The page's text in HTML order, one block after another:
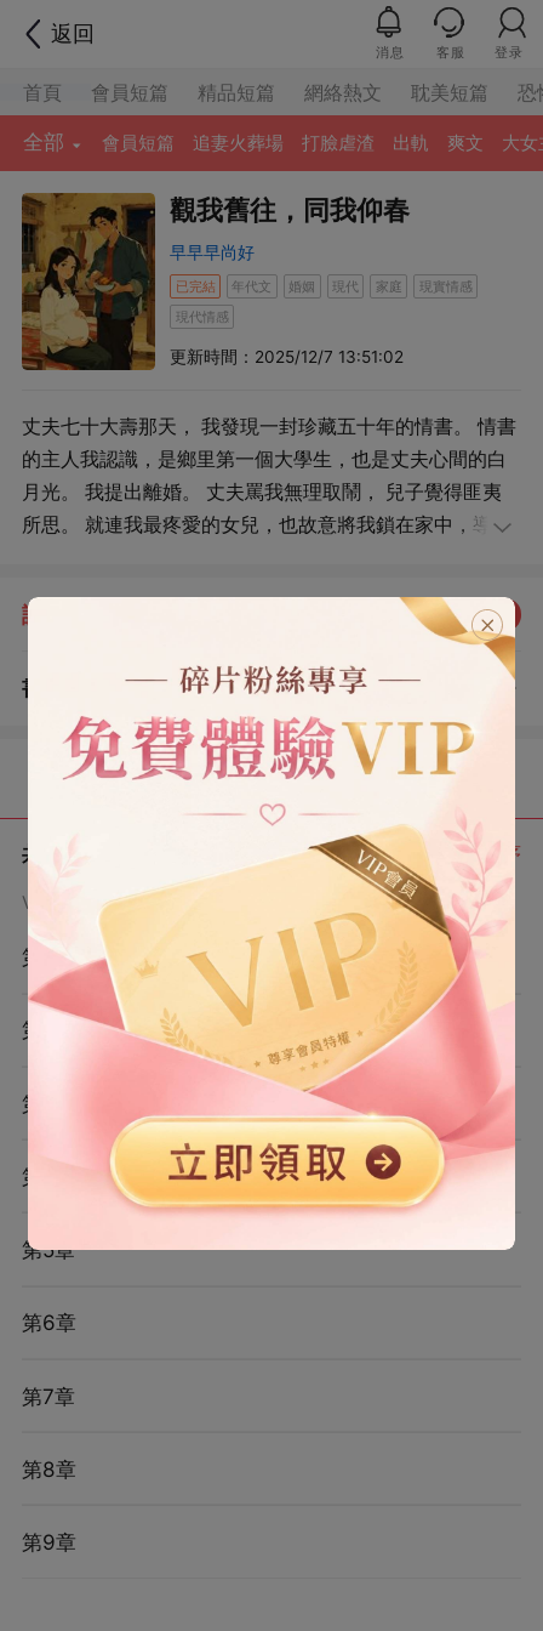
返回
消息 客服 登录
首頁 會員短篇 精品短篇 網絡熱文 耽美短篇 恐
全部 會員短篇 追妻火葬場 打臉虐渣 出軌 爽文 大女
觀我舊往，同我仰春
早早早尚好
已完結 年代文 婚姻 現代 家庭
現實情感
現代情感
更新時間：2025/12/7 13:51:02
丈夫七十大壽那天， 我發現一封珍藏五十年的情書。 情書
的主人我認識，是鄉里第一個大學生，也是丈夫心間的白
月光。 我提出離婚。 丈夫罵我無理取鬧， 兒子覺得匪夷
所思。 就連我最疼愛的女兒，也故意將我鎖在家中，導致
評分： 點我評分
書評 查看評論
目錄
共 9 章 正序
VIP章節可通過金幣購買提前點讀
第1章
第2章
第3章
第4章
第5章
第6章
第7章
第8章
第9章